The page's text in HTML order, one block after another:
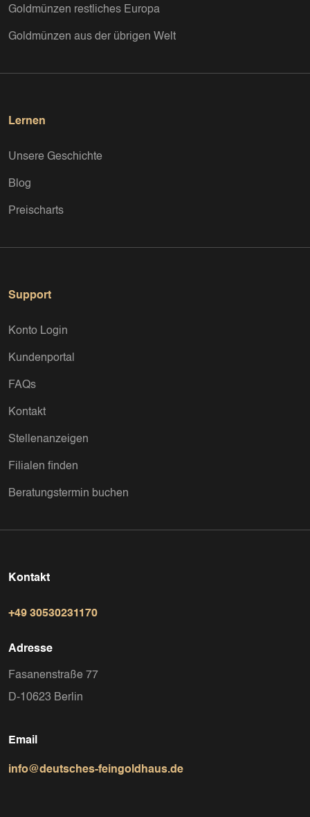
Goldmünzen restliches Europa
Goldmünzen aus der übrigen Welt
Lernen
Unsere Geschichte
Blog
Preischarts
Support
Konto Login
Kundenportal
FAQs
Kontakt
Stellenanzeigen
Filialen finden
Beratungstermin buchen
Kontakt
+49 30530231170
Adresse
Fasanenstraße 77
D-10623 Berlin
Email
info@deutsches-feingoldhaus.de